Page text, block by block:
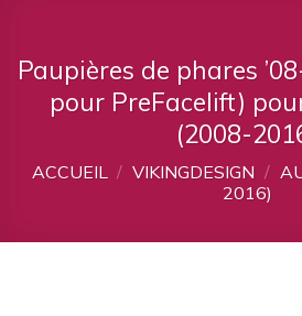
Paupières de phares
pour PreFacelift)
(2008-
ACCUEIL / VIKINGDESIGN /
2016)